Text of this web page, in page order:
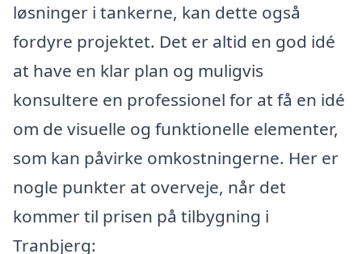
løsninger i tankerne, kan dette også
fordyre projektet. Det er altid en god idé
at have en klar plan og muligvis
konsultere en professionel for at få en idé
om de visuelle og funktionelle elementer,
som kan påvirke omkostningerne. Her er
nogle punkter at overveje, når det
kommer til prisen på tilbygning i
Tranbjerg: